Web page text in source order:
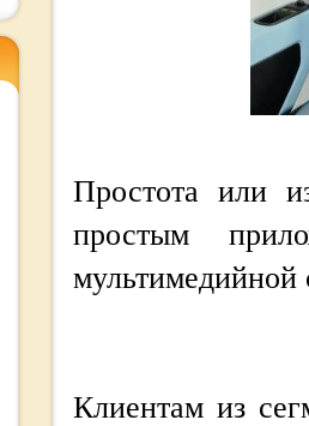
Простота или
простым
Клиентам из